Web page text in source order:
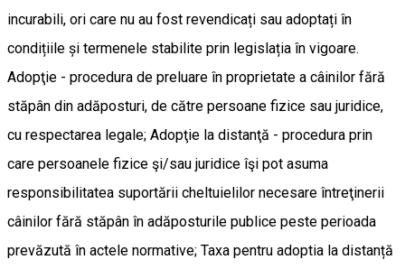
incurabili, ori care nu au fost revendicați sau adoptați în
condițiile și termenele stabilite prin legislația în vigoare.
Adopţie - procedura de preluare în proprietate a câinilor fără
stăpân din adăposturi, de către persoane fizice sau juridice,
cu respectarea legale; Adopţie la distanţă - procedura prin
care persoanele fizice şi/sau juridice îşi pot asuma
responsibilitatea suportării cheltuielilor necesare întreţinerii
câinilor fără stăpân în adăposturile publice peste perioada
prevăzută în actele normative; Taxa pentru adoptia la distanță